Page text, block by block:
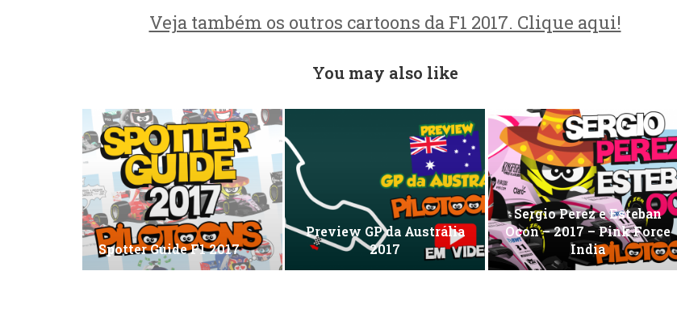
Veja também os outros cartoons da F1 2017. Clique aqui!
You may also like
Spotter Guide F1 2017
Preview GP da Austrália
2017
Sergio Perez e Esteban
Ocon – 2017 – Pink Force
India